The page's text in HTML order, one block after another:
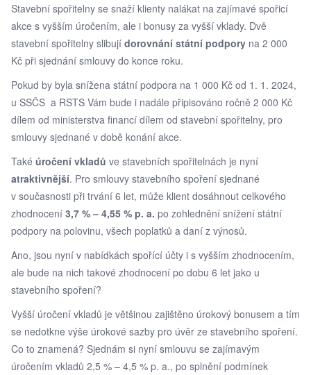
Stavební spořitelny se snaží klienty nalákat na zajímavé spořicí
akce s vyšším úročením, ale i bonusy za vyšší vklady. Dvě
stavební spořitelny slibují dorovnání státní podpory na 2 000
Kč při sjednání smlouvy do konce roku.
Pokud by byla snížena státní podpora na 1 000 Kč od 1. 1. 2024,
u SSČS a RSTS Vám bude i nadále připisováno ročně 2 000 Kč
dílem od ministerstva financí dílem od stavební spořitelny, pro
smlouvy sjednané v době konání akce.
Také úročení vkladů ve stavebních spořitelnách je nyní
atraktivnější. Pro smlouvy stavebního spoření sjednané
v současnosti při trvání 6 let, může klient dosáhnout celkového
zhodnocení 3,7 % – 4,55 % p. a. po zohlednění snížení státní
podpory na polovinu, všech poplatků a daní z výnosů.
Ano, jsou nyní v nabídkách spořící účty i s vyšším zhodnocením,
ale bude na nich takové zhodnocení po dobu 6 let jako u
stavebního spoření?
Vyšší úročení vkladů je většinou zajištěno úrokový bonusem a tím
se nedotkne výše úrokové sazby pro úvěr ze stavebního spoření.
Co to znamená? Sjednám si nyní smlouvu se zajímavým
úročením vkladů 2,5 % – 4,5 % p. a., po splnění podmínek